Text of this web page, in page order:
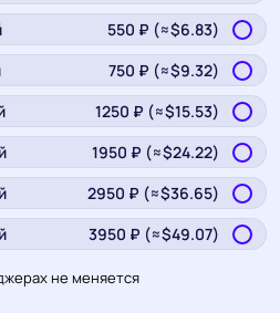
550 ₽ (≈$6.83)
750 ₽ (≈$9.32)
1250 ₽ (≈$15.53)
1950 ₽ (≈$24.22)
2950 ₽ (≈$36.65)
3950 ₽ (≈$49.07)
не меняется